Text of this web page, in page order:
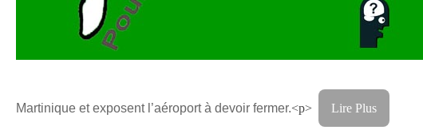
Martinique et exposent l’aéroport à devoir fermer.<p> Lire Plus